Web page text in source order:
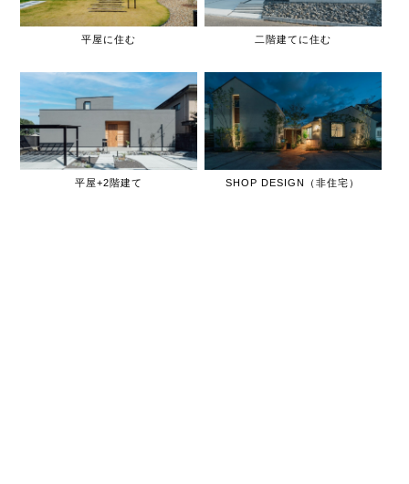
平屋に住む 二階建てに住む
平屋+2階建て SHOP DESIGN（非住宅）